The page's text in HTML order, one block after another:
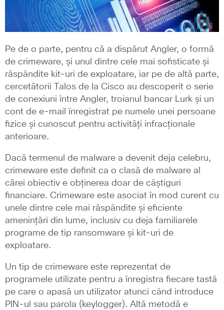
Pe de o parte, pentru că a dispărut Angler, o formă
de crimeware, și unul dintre cele mai sofisticate și
răspândite kit-uri de exploatare, iar pe de altă parte,
cercetătorii Talos de la Cisco au descoperit o serie
de conexiuni între Angler, troianul bancar Lurk și un
cont de e-mail înregistrat pe numele unei persoane
fizice și cunoscut pentru activități infracționale
anterioare.
Dacă termenul de malware a devenit deja celebru,
crimeware este definit ca o clasă de malware al
cărei obiectiv e obținerea doar de câștiguri
financiare. Crimeware este asociat în mod curent cu
unele dintre cele mai răspândite și eficiente
amenințări din lume, inclusiv cu deja familiarele
programe de tip ransomware și kit-uri de
exploatare.
Un tip de crimeware este reprezentat de
programele utilizate pentru a înregistra fiecare tastă
pe care o apasă un utilizator atunci când introduce
PIN-ul sau parola (keylogger). Altă metodă e